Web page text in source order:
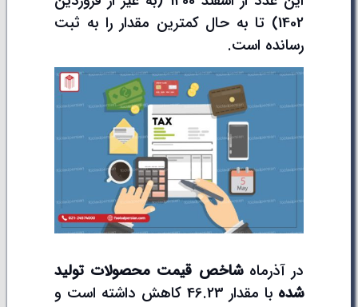
1402) تا به حال کمترین مقدار را به ثبت
رسانده است.
در آذرماهشاخص قیمت محصولات تولید
شده
با مقدار 46.23 کاهش داشته است و